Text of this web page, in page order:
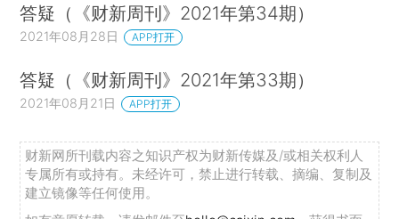
答疑（《财新周刊》2021年第34期）
2021年08月28日 APP打开
答疑（《财新周刊》2021年第33期）
2021年08月21日 APP打开
财新网所刊载内容之知识产权为财新传媒及/或相关权利人
专属所有或持有。未经许可，禁止进行转载、摘编、复制及
建立镜像等任何使用。